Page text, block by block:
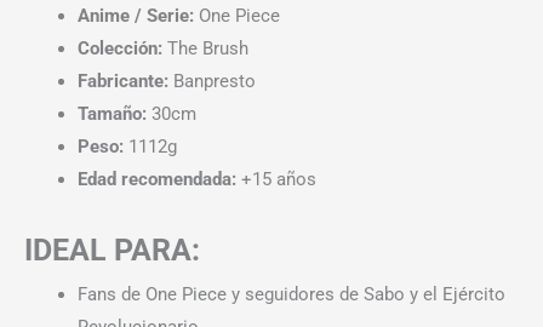
Anime / Serie: One Piece
Colección: The Brush
Fabricante: Banpresto
Tamaño: 30cm
Peso: 1112g
Edad recomendada: +15 años
IDEAL PARA:
Fans de One Piece y seguidores de Sabo y el Ejército